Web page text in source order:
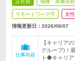
正社員 職種・業種未
リモートワーク可 女
情報更新日：2026/08/07
仕事内容
【キャリア
グループ)！
ト◆キャリ